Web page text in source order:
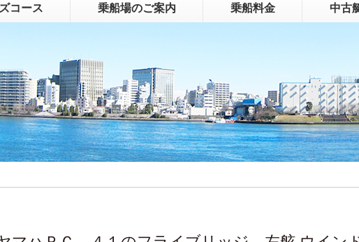
コース 乗船場のご案内 乗船料金 中古